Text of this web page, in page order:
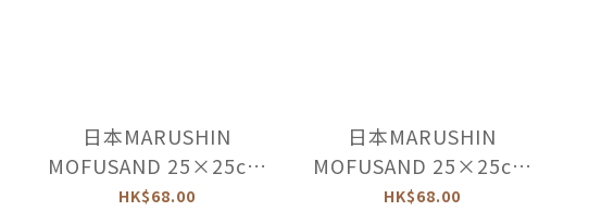
日本MARUSHIN
MOFUSAND 25×25cm
小方巾 -883565
HK$68.00
日本MARUSHIN
MOFUSAND 25×25cm
小方巾 -892109
HK$68.00